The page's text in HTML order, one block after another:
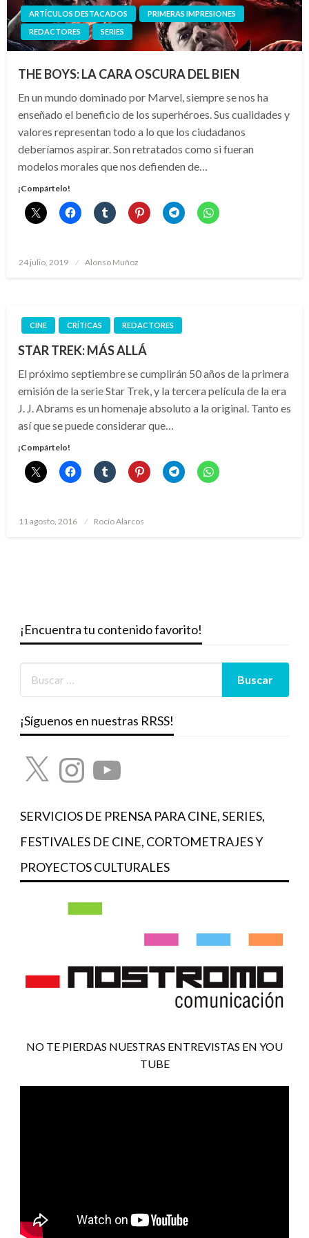
ARTÍCULOS DESTACADOS
PRIMERAS IMPRESIONES
REDACTORES
SERIES
THE BOYS: LA CARA OSCURA DEL BIEN
En un mundo dominado por Marvel, siempre se nos ha
enseñado el beneficio de los superhéroes. Sus cualidades y
valores representan todo a lo que los ciudadanos
deberíamos aspirar. Son retratados como si fueran
modelos morales que nos defienden de…
¡Compártelo!
Publicado
24 julio, 2019 Alonso Muñoz
CINE CRÍTICAS REDACTORES
STAR TREK: MÁS ALLÁ
El próximo septiembre se cumplirán 50 años de la primera
emisión de la serie Star Trek, y la tercera película de la era
J. J. Abrams es un homenaje absoluto a la original. Tanto es
así que se puede considerar que…
¡Compártelo!
Publicado
11 agosto, 2016 Rocío Alarcos
¡Encuentra tu contenido favorito!
¡Síguenos en nuestras RRSS!
X InstagramYouTube
SERVICIOS DE PRENSA PARA CINE, SERIES,
FESTIVALES DE CINE, CORTOMETRAJES Y
PROYECTOS CULTURALES
NO TE PIERDAS NUESTRAS ENTREVISTAS EN YOU
TUBE